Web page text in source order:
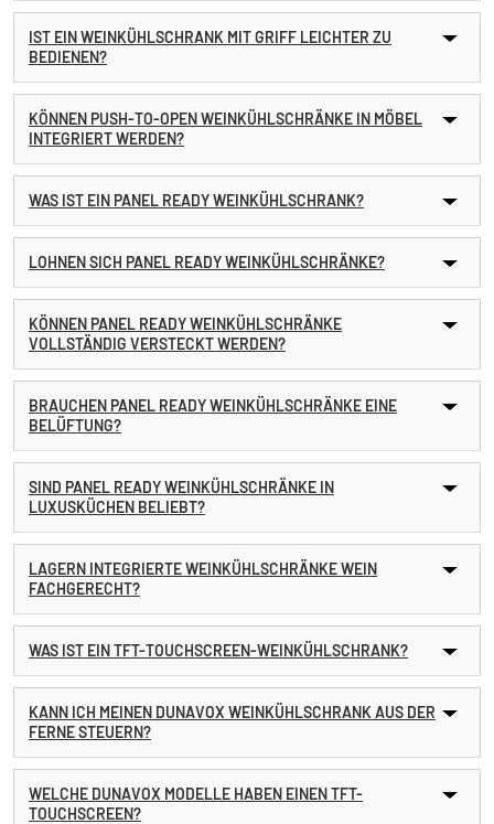
IST EIN WEINKÜHLSCHRANK MIT GRIFF LEICHTER ZU
BEDIENEN?
KÖNNEN PUSH-TO-OPEN WEINKÜHLSCHRÄNKE IN MÖBEL
INTEGRIERT WERDEN?
WAS IST EIN PANEL READY WEINKÜHLSCHRANK?
LOHNEN SICH PANEL READY WEINKÜHLSCHRÄNKE?
KÖNNEN PANEL READY WEINKÜHLSCHRÄNKE
VOLLSTÄNDIG VERSTECKT WERDEN?
BRAUCHEN PANEL READY WEINKÜHLSCHRÄNKE EINE
BELÜFTUNG?
SIND PANEL READY WEINKÜHLSCHRÄNKE IN
LUXUSKÜCHEN BELIEBT?
LAGERN INTEGRIERTE WEINKÜHLSCHRÄNKE WEIN
FACHGERECHT?
WAS IST EIN TFT-TOUCHSCREEN-WEINKÜHLSCHRANK?
KANN ICH MEINEN DUNAVOX WEINKÜHLSCHRANK AUS DER
FERNE STEUERN?
WELCHE DUNAVOX MODELLE HABEN EINEN TFT-
TOUCHSCREEN?